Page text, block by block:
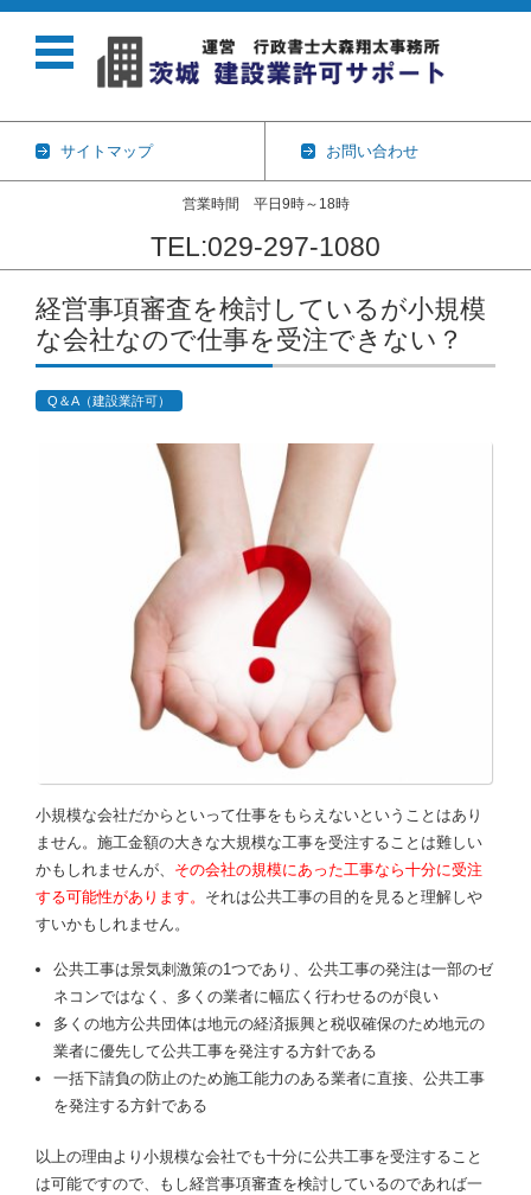
サイトマップ お問い合わせ
営業時間 平日9時～18時
TEL:029-297-1080
コンテンツに移動
経営事項審査を検討しているが小規模
な会社なので仕事を受注できない？
Q＆A（建設業許可）
小規模な会社だからといって仕事をもらえないということはあり
ません。施工金額の大きな大規模な工事を受注することは難しい
かもしれませんが、 その会社の規模にあった工事なら十分に受注
する可能性があります。 それは公共工事の目的を見ると理解しや
すいかもしれません。
公共工事は景気刺激策の1つであり、公共工事の発注は一部のゼ
ネコンではなく、多くの業者に幅広く行わせるのが良い
多くの地方公共団体は地元の経済振興と税収確保のため地元の
業者に優先して公共工事を発注する方針である
一括下請負の防止のため施工能力のある業者に直接、公共工事
を発注する方針である
以上の理由より小規模な会社でも十分に公共工事を受注すること
は可能ですので、もし経営事項審査を検討しているのであれば一